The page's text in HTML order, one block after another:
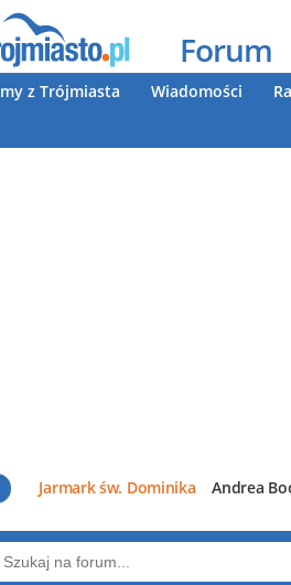
Forum
z Trójmiasta Wiadomości
Jarmark św. Dominika Andrea